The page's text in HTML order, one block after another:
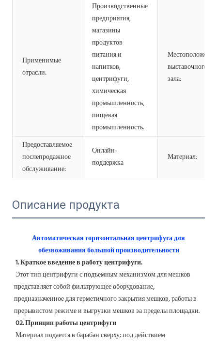
Применимые
отрасли:
Производственные
предприятия,
магазины
продуктов
питания и
напитков,
центрифуги,
химическая
промышленность,
пищевая
промышленность.
выставочного
зала:
Предоставляемое
послепродажное
обслуживание:
Онлайн-
поддержка
Материал:
Описание продукта
Автоматическая горизонтальная центрифуга для
обезвоживания большой производительности
1. Краткое введение в работу центрифуги.
представляет собой фильтрующее оборудование,
предназначенное для герметичного закрытия мешков, работы в
прерывистом режиме и выгрузки мешков за пределы площадки.
02. Принцип работы центрифуги